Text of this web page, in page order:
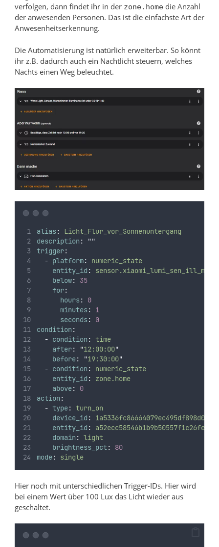
verfolgen, dann findet ihr in der zone.home die Anzahl
der anwesenden Personen. Das ist die einfachste Art der
Anwesenheitserkennung.
Die Automatisierung ist natürlich erweiterbar. So könnt
ihr z.B. dadurch auch ein Nachtlicht steuern, welches
Nachts einen Weg beleuchtet.
alias:
Licht_Flur_vor_Sonnenuntergang
description :
""
trigger:
- platform:
numeric_state
entity_id :
below:
35
for:
hours:
0
minutes:
1
seconds:
0
condition :
- condition : time
after: "12:00:00"
before: "19:30:00"
- condition :
numeric_state
entity_id :
zone.home
above:
0
action :
- type: turn_on
device_id :
entity_id :
domain : light
brightness_pct:
80
mode: single
Hier noch mit unterschiedlichen Trigger-IDs. Hier wird
bei einem Wert über 100 Lux das Licht wieder aus
geschaltet.